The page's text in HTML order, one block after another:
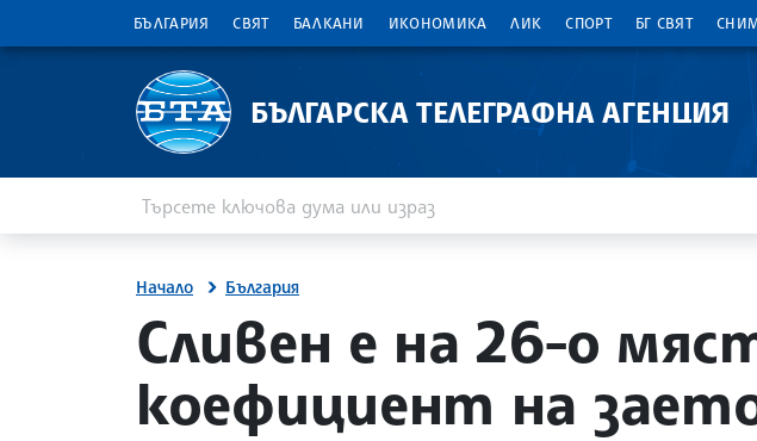
БЪЛГАРИЯ СВЯТ БАЛКАНИ ИКОНОМИКА ЛИК СПОРТ БГ СВЯТ
БЪЛГАРСКА ТЕЛЕГРАФНА АГЕНЦИЯ
Начало България
site.bta
Сливен е на 26-о
коефициент на